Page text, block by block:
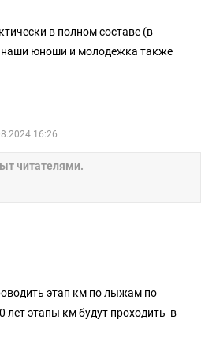
в полном составе (в
наши юноши и молодежка также
16:26
читателями.
этап км по лыжам по
этапы км будут проходить в